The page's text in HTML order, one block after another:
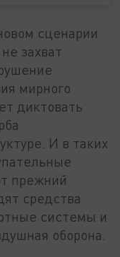
сценарии
захват
мирного
диктовать
И в таких
прежний
средства
системы и
оборона.